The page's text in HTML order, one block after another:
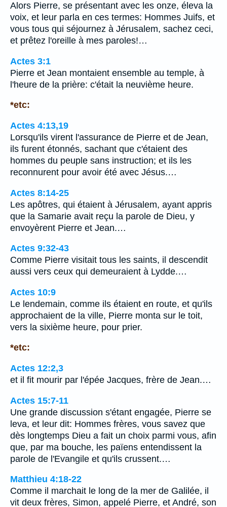
Alors Pierre, se présentant avec les onze, éleva la
voix, et leur parla en ces termes: Hommes Juifs, et
vous tous qui séjournez à Jérusalem, sachez ceci,
et prêtez l'oreille à mes paroles!…
Actes 3:1
Pierre et Jean montaient ensemble au temple, à
l'heure de la prière: c'était la neuvième heure.
*etc:
Actes 4:13,19
Lorsqu'ils virent l'assurance de Pierre et de Jean,
ils furent étonnés, sachant que c'étaient des
hommes du peuple sans instruction; et ils les
reconnurent pour avoir été avec Jésus.…
Actes 8:14-25
Les apôtres, qui étaient à Jérusalem, ayant appris
que la Samarie avait reçu la parole de Dieu, y
envoyèrent Pierre et Jean.…
Actes 9:32-43
Comme Pierre visitait tous les saints, il descendit
aussi vers ceux qui demeuraient à Lydde.…
Actes 10:9
Le lendemain, comme ils étaient en route, et qu'ils
approchaient de la ville, Pierre monta sur le toit,
vers la sixième heure, pour prier.
*etc:
Actes 12:2,3
et il fit mourir par l'épée Jacques, frère de Jean.…
Actes 15:7-11
Une grande discussion s'étant engagée, Pierre se
leva, et leur dit: Hommes frères, vous savez que
dès longtemps Dieu a fait un choix parmi vous, afin
que, par ma bouche, les païens entendissent la
parole de l'Evangile et qu'ils crussent.…
Matthieu 4:18-22
Comme il marchait le long de la mer de Galilée, il
vit deux frères, Simon, appelé Pierre, et André, son